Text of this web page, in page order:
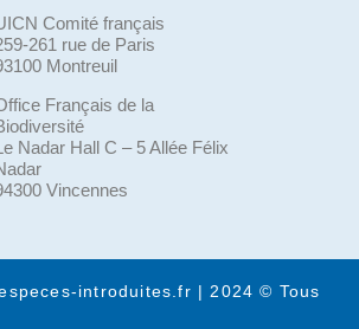
Comité français
261 rue de Paris
Montreuil
Français de la
Nadar Hall C – 5 Allée Félix
Vincennes
introduites.fr | 2024 © Tous